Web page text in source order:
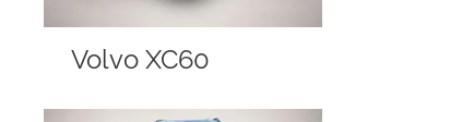
Volvo XC60